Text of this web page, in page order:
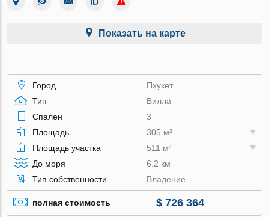
Показать на карте
Город
Пхукет
Тип
Вилла
Спален
3
Площадь
305 м²
Площадь участка
511 м²
До моря
6.2 км
Тип собственности
Владение
полная стоимость $ 726 364